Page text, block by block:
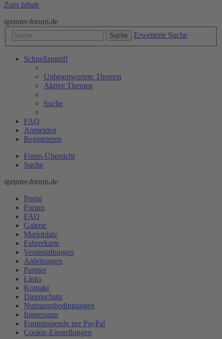
Zum Inhalt
sprinter-forum.de
Suche Erweiterte Suche
Schnellzugriff
Unbeantwortete Themen
Aktive Themen
Suche
FAQ
Anmelden
Registrieren
Foren-Übersicht
Suche
sprinter-forum.de
Portal
Forum
FAQ
Galerie
Marktplatz
Fahrerkarte
Veranstaltungen
Anleitungen
Partner
Links
Kontakt
Datenschutz
Nutzungsbedingungen
Impressum
Forumsspende per PayPal
Cookie-Einstellungen